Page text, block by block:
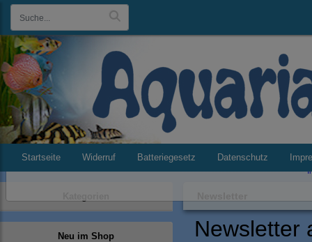
Startseite Widerruf Batteriegesetz Datenschutz
Neu im Shop Newsletter
Datenschutzeinstellungen
Dieser Shop verwendet Cookies. Einige von ihnen sind essenziell (z.B. für